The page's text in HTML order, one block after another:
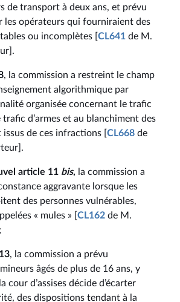
de transport à deux ans, et prévu
les opérateurs qui fourniraient des
ou incomplètes [ CL641 de M.
, la commission a restreint le champ
algorithmique par
organisée concernant le trafic
d’armes et au blanchiment des
de ces infractions [ CL668 de
article 11 bis, la commission a
aggravante lorsque les
des personnes vulnérables,
« mules » [ CL162 de M.
, la commission a prévu
âgés de plus de 16 ans, y
cour d’assises décide d’écarter
des dispositions tendant à la